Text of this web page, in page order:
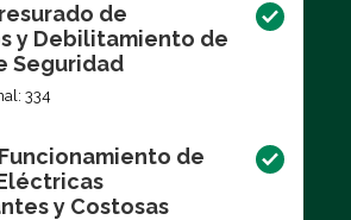
de
y Debilitamiento de
Seguridad
334
de
y Costosas